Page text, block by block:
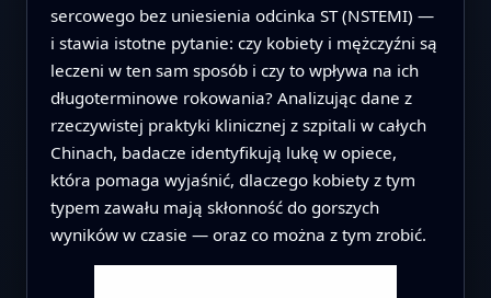
sercowego bez uniesienia odcinka ST (NSTEMI) —
i stawia istotne pytanie: czy kobiety i mężczyźni są
leczeni w ten sam sposób i czy to wpływa na ich
długoterminowe rokowania? Analizując dane z
rzeczywistej praktyki klinicznej z szpitali w całych
Chinach, badacze identyfikują lukę w opiece,
która pomaga wyjaśnić, dlaczego kobiety z tym
typem zawału mają skłonność do gorszych
wyników w czasie — oraz co można z tym zrobić.